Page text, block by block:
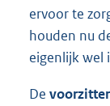
ervoor te
houden nu
eigenlijk wel
De voorzitter